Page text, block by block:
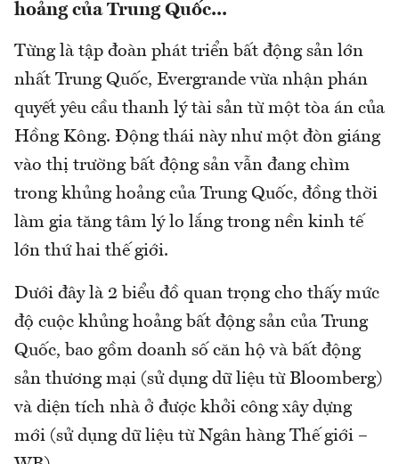
hoảng của Trung Quốc...
Từng là tập đoàn phát triển bất động sản lớn
nhất Trung Quốc, Evergrande vừa nhận phán
quyết yêu cầu thanh lý tài sản từ một tòa án của
Hồng Kông. Động thái này như một đòn giáng
vào thị trường bất động sản vẫn đang chìm
trong khủng hoảng của Trung Quốc, đồng thời
làm gia tăng tâm lý lo lắng trong nền kinh tế
lớn thứ hai thế giới.
Dưới đây là 2 biểu đồ quan trọng cho thấy mức
độ cuộc khủng hoảng bất động sản của Trung
Quốc, bao gồm doanh số căn hộ và bất động
sản thương mại (sử dụng dữ liệu từ Bloomberg)
và diện tích nhà ở được khởi công xây dựng
mới (sử dụng dữ liệu từ Ngân hàng Thế giới –